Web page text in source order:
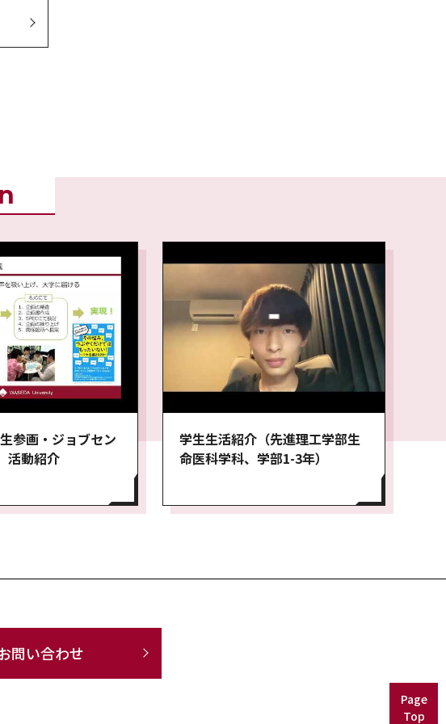
参画・ジョブセン
活動紹介
学生生活紹介（先進理工学部生
命医科学科、学部1-3年）
問い合わせ
Page
Top